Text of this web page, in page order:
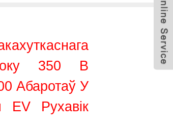
350 В
Абаротаў У
EV Рухавік